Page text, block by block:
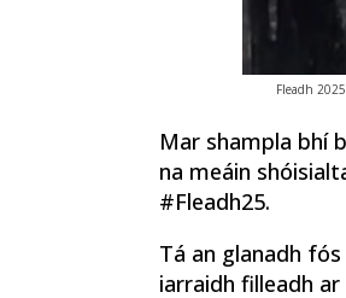
Fleadh
Mar shampla bhí
na meáin
#Fleadh25.
Tá an glanadh
iarraidh filleadh